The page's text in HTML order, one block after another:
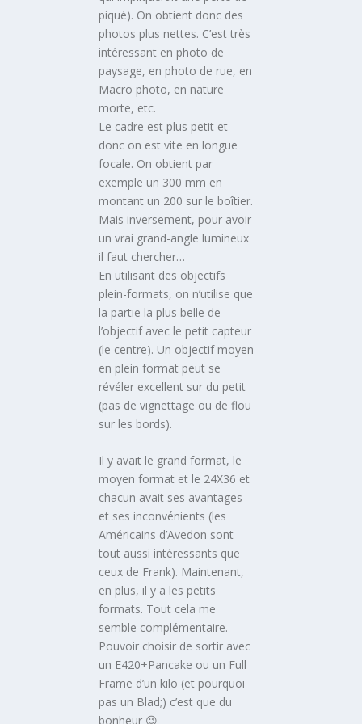
piqué). On obtient donc des
photos plus nettes. C’est très
intéressant en photo de
paysage, en photo de rue, en
Macro photo, en nature
morte, etc.
Le cadre est plus petit et
donc on est vite en longue
focale. On obtient par
exemple un 300 mm en
montant un 200 sur le boîtier.
Mais inversement, pour avoir
un vrai grand-angle lumineux
il faut chercher…
En utilisant des objectifs
plein-formats, on n’utilise que
la partie la plus belle de
l’objectif avec le petit capteur
(le centre). Un objectif moyen
en plein format peut se
révéler excellent sur du petit
(pas de vignettage ou de flou
sur les bords).
Il y avait le grand format, le
moyen format et le 24X36 et
chacun avait ses avantages
et ses inconvénients (les
Américains d’Avedon sont
tout aussi intéressants que
ceux de Frank). Maintenant,
en plus, il y a les petits
formats. Tout cela me
semble complémentaire.
Pouvoir choisir de sortir avec
un E420+Pancake ou un Full
Frame d’un kilo (et pourquoi
pas un Blad;) c’est que du
bonheur 😉